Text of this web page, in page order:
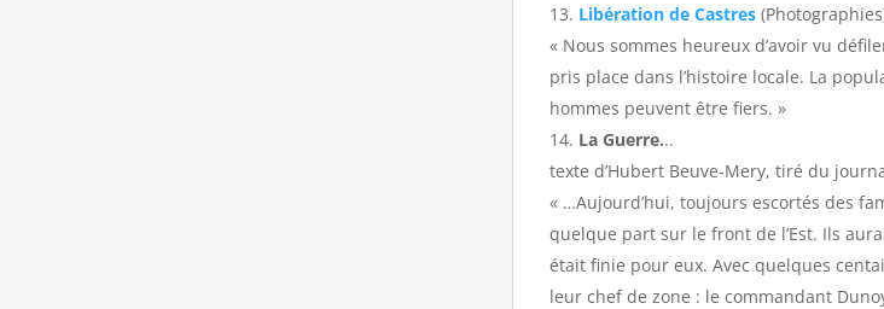
Libération de Castres
« Nous sommes heureux d’avoir vu
pris place dans l’histoire locale. La
hommes peuvent être fiers. »
La Guerre...
texte d’Hubert Beuve-Mery, tiré du
« …Aujourd’hui, toujours escortés des
quelque part sur le front de l’Est. Ils
était finie pour eux. Avec quelques
leur chef de zone : le commandant